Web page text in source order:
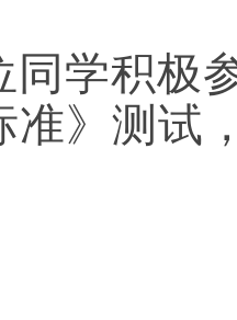
同学积极
准》测试